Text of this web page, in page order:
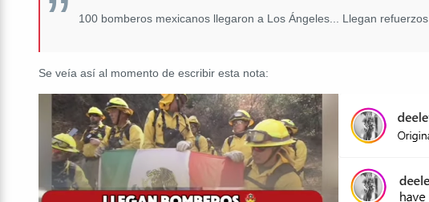
100 bomberos mexicanos llegaron a Los Ángeles... Llegan refuerzos
Se veía así al momento de escribir esta nota: